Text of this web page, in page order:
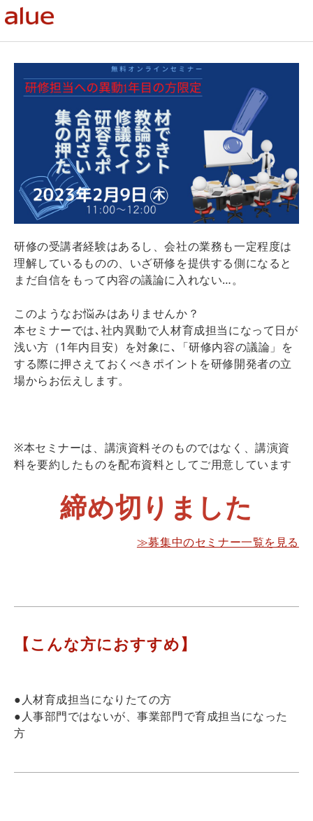
研修の受講者経験はあるし、会社の業務も一定程度は
理解しているものの、いざ研修を提供する側になると
まだ自信をもって内容の議論に入れない…。
このようなお悩みはありませんか？
本セミナーでは､社内異動で人材育成担当になって日が
浅い方（1年内目安）を対象に､「研修内容の議論」を
する際に押さえておくべきポイントを研修開発者の立
場からお伝えします。
※本セミナーは、講演資料そのものではなく、講演資
料を要約したものを配布資料としてご用意しています
締め切りました
≫募集中のセミナー一覧を見る
【こんな方におすすめ】
●人材育成担当になりたての方
●人事部門ではないが、事業部門で育成担当になった
方